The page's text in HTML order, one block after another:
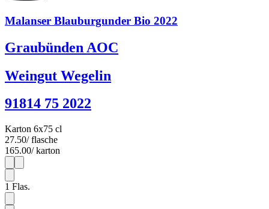
Malanser Blauburgunder Bio 2022
Graubünden AOC
Weingut Wegelin
91814 75 2022
Karton 6x75 cl
27.50/ flasche
165.00/ karton
1
1 Flas.